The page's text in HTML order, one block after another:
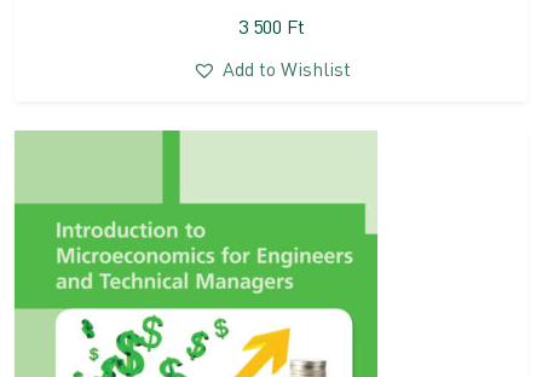
3 500 Ft
Add to Wishlist